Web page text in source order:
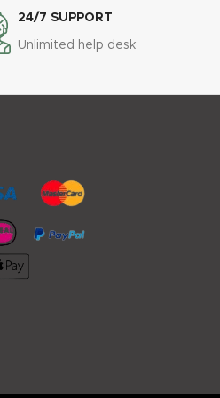
24/7 SUPPORT
Unlimited help desk